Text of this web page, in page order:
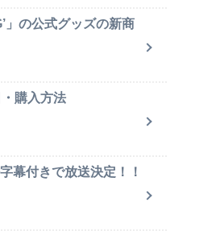
」の公式グッズの新商
購入方法
幕付きで放送決定！！